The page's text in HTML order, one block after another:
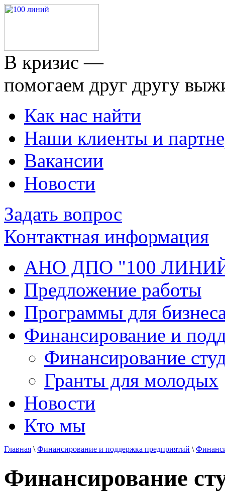
В кризис —
помогаем друг другу
Как нас найти
Наши клиенты и
Вакансии
Новости
Задать вопрос
Контактная информация
АНО ДПО "100
Предложение работы
Программы для
Финансирование и
Финансирование
Гранты для молодых
Новости
Кто мы
Главная \ Финансирование и поддержка предприятий \
Финансирование